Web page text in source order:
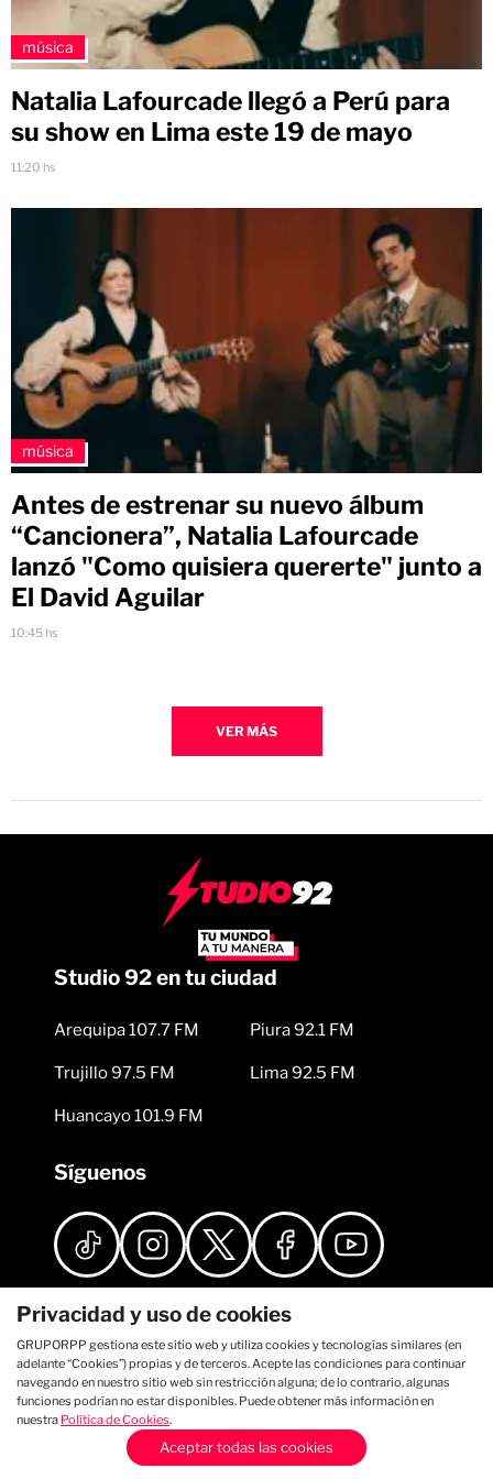
música
Natalia Lafourcade llegó a Perú para
su show en Lima este 19 de mayo
11:20 hs
música
Antes de estrenar su nuevo álbum
“Cancionera”, Natalia Lafourcade
lanzó "Como quisiera quererte" junto a
El David Aguilar
10:45 hs
VER MÁS
Studio 92 en tu ciudad
Arequipa 107.7 FM
Trujillo 97.5 FM
Huancayo 101.9 FM
Piura 92.1 FM
Lima 92.5 FM
Síguenos
Privacidad y uso de cookies
GRUPORPP gestiona este sitio web y utiliza cookies y tecnologías similares (en
adelante “Cookies”) propias y de terceros. Acepte las condiciones para continuar
navegando en nuestro sitio web sin restricción alguna; de lo contrario, algunas
funciones podrían no estar disponibles. Puede obtener más información en
nuestra Política de Cookies.
Aceptar todas las cookies